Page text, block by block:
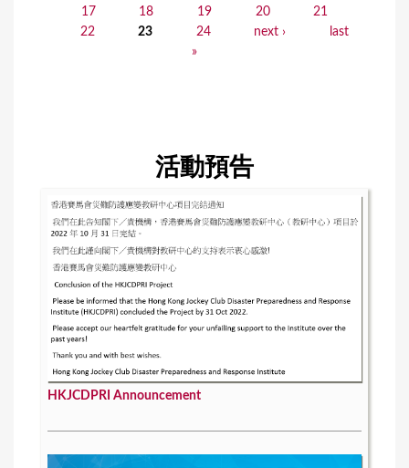
17
18 19 20
21
22
23 24 next ›
last
»
活動預告
HKJCDPRI Announcement